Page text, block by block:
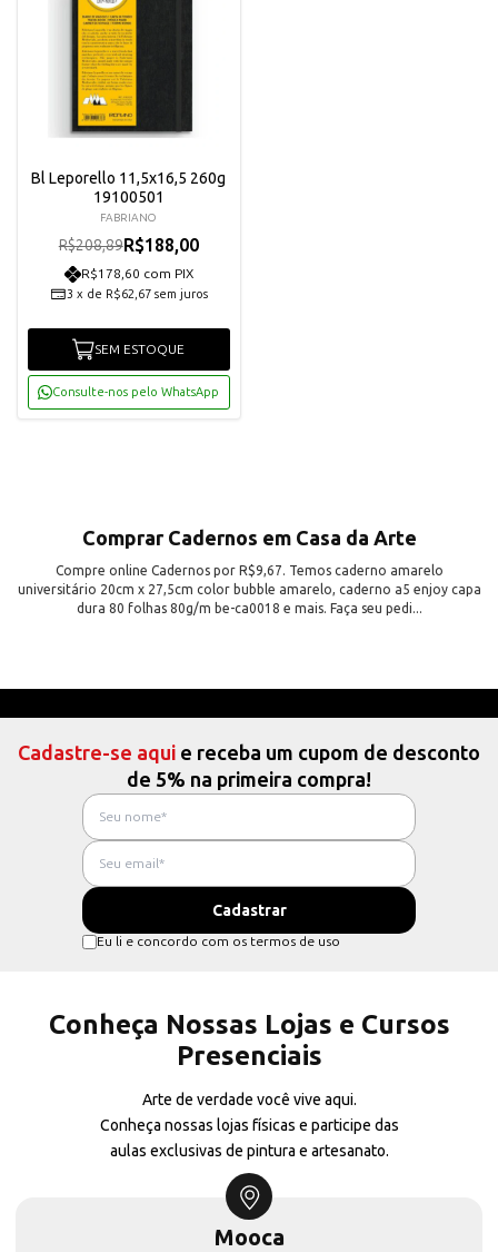
Bl Leporello 11,5x16,5 260g
19100501
FABRIANO
R$208,89R$188,00
R$178,60 com PIX
3 x de R$62,67 sem juros
SEM ESTOQUE
Consulte-nos pelo WhatsApp
Comprar Cadernos em Casa da Arte
Compre online Cadernos por R$9,67. Temos caderno amarelo
universitário 20cm x 27,5cm color bubble amarelo, caderno a5 enjoy capa
dura 80 folhas 80g/m be-ca0018 e mais. Faça seu pedi...
Cadastre-se aqui e receba um cupom de desconto
de 5% na primeira compra!
Eu li e concordo com os termos de uso
Conheça Nossas Lojas e Cursos
Presenciais
Arte de verdade você vive aqui.
Conheça nossas lojas físicas e participe das
aulas exclusivas de pintura e artesanato.
Mooca